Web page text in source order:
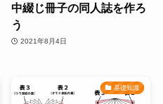
中綴じ冊子の同人誌を作ろ
う
2021年8月4日
基礎知識